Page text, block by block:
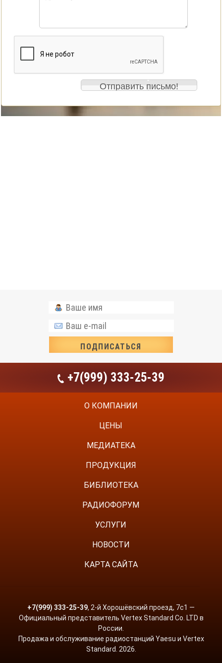
+7(999) 333-25-39
О КОМПАНИИ
ЦЕНЫ
МЕДИАТЕКА
ПРОДУКЦИЯ
БИБЛИОТЕКА
РАДИОФОРУМ
УСЛУГИ
НОВОСТИ
КАРТА САЙТА
+7(999) 333-25-39, 2-й Хорошёвский проезд, 7с1 —
Официальный представитель Vertex Standard Co. LTD в
России.
Продажа и обслуживание радиостанций Yaesu и Vertex
Standard. 2026.